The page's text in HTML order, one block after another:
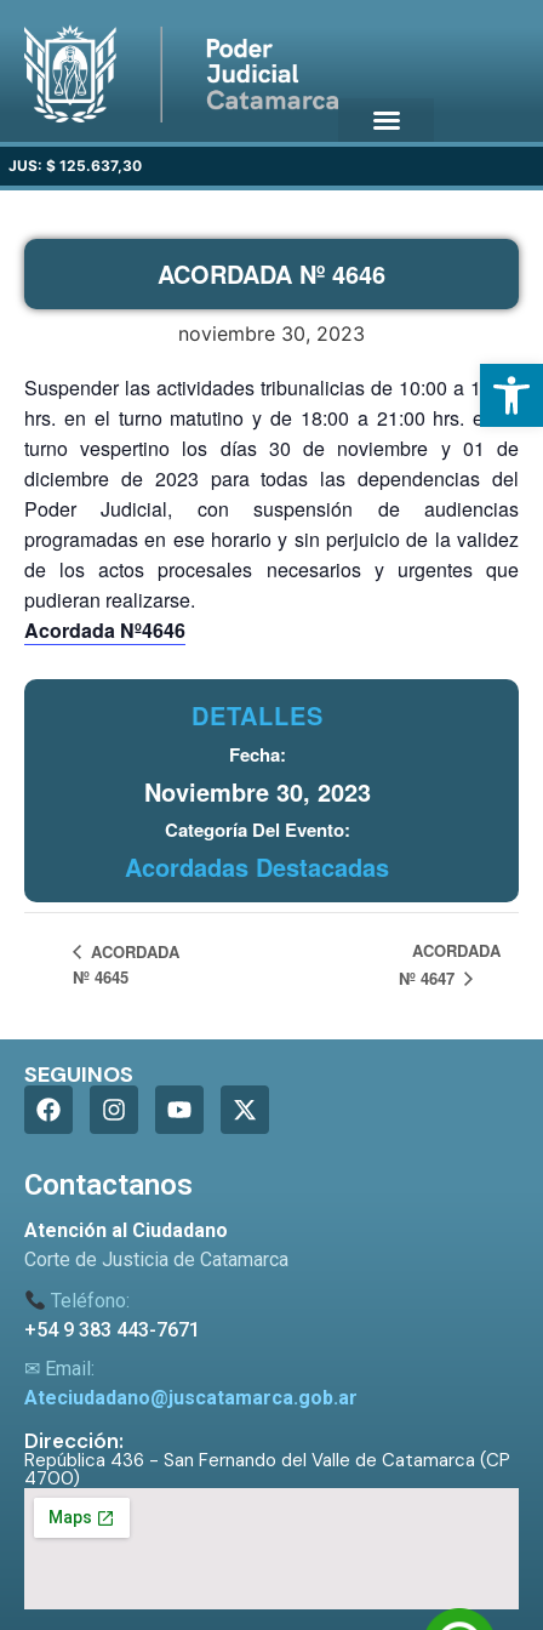
JUS: $ 125.637,30
ACORDADA Nº 4646
noviembre 30, 2023
Suspender las actividades tribunalicias de 10:00 a 13:00
hrs. en el turno matutino y de 18:00 a 21:00 hrs. en el
turno vespertino los días 30 de noviembre y 01 de
diciembre de 2023 para todas las dependencias del
Poder Judicial, con suspensión de audiencias
programadas en ese horario y sin perjuicio de la validez
de los actos procesales necesarios y urgentes que
pudieran realizarse.
Acordada Nº4646
DETALLES
Fecha:
Noviembre 30, 2023
Categoría Del Evento:
Acordadas Destacadas
ACORDADA
Nº 4645
ACORDADA
Nº 4647
SEGUINOS
Contactanos
Atención al Ciudadano
Corte de Justicia de Catamarca
Teléfono:
+54 9 383 443-7671
✉ Email:
Ateciudadano@juscatamarca.gob.ar
Dirección:
República 436 - San Fernando del Valle de Catamarca (CP
4700)